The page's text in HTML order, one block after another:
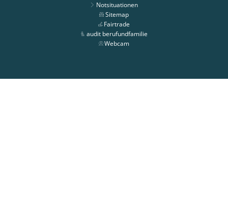
Notsituationen
Sitemap
Fairtrade
audit berufundfamilie
Webcam